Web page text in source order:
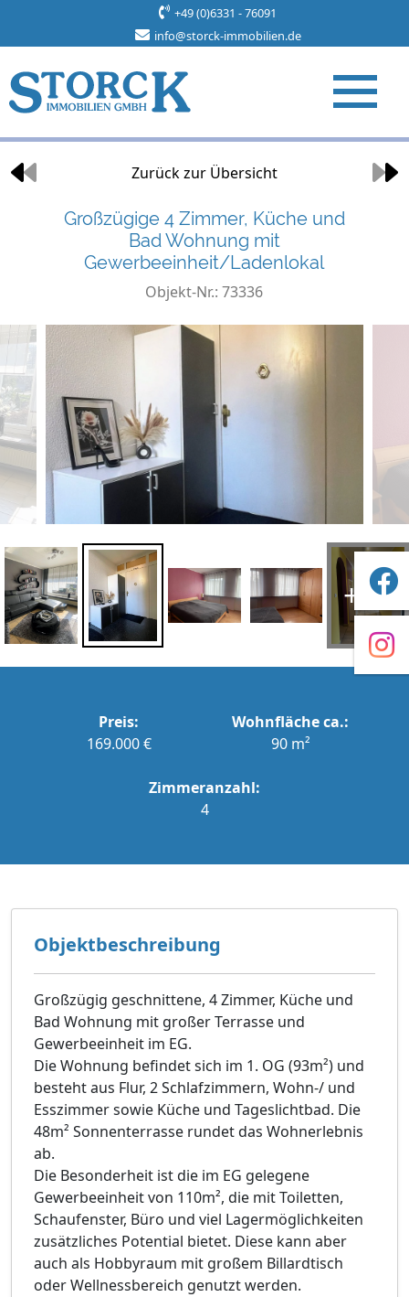
+49 (0)6331 - 76091
info@storck-immobilien.de
Zurück zur Übersicht
Großzügige 4 Zimmer, Küche und
Bad Wohnung mit
Gewerbeeinheit/Ladenlokal
Objekt-Nr.: 73336
+22
Preis:
169.000 €
Wohnfläche ca.:
90 m²
Zimmeranzahl:
4
Objektbeschreibung
Großzügig geschnittene, 4 Zimmer, Küche und
Bad Wohnung mit großer Terrasse und
Gewerbeeinheit im EG.
Die Wohnung befindet sich im 1. OG (93m²) und
besteht aus Flur, 2 Schlafzimmern, Wohn-/ und
Esszimmer sowie Küche und Tageslichtbad. Die
48m² Sonnenterrasse rundet das Wohnerlebnis
ab.
Die Besonderheit ist die im EG gelegene
Gewerbeeinheit von 110m², die mit Toiletten,
Schaufenster, Büro und viel Lagermöglichkeiten
zusätzliches Potential bietet. Diese kann aber
auch als Hobbyraum mit großem Billardtisch
oder Wellnessbereich genutzt werden.